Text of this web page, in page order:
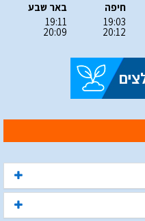
חיפה
19:03
20:12
באר שבע
19:11
20:09